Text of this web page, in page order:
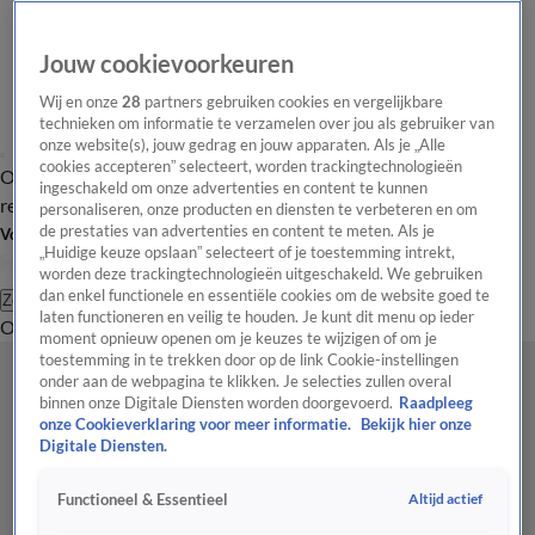
Overzicht Laatste nieuws Regionieuws Het beste van Hart
Tip de
redactie
Volg Hart van Nederland
Zoeken
OverzichtRegioUitzendingenWeerTip de redactiePanelVideo's
Jouw cookievoorkeuren
Wij en onze28 partners gebruiken cookies en vergelijkbare
technieken om informatie te verzamelen over jou als gebruiker van
onze website(s), jouw gedrag en jouw apparaten. Als je „Alle
cookies accepteren” selecteert, worden trackingtechnologieën
ingeschakeld om onze advertenties en content te kunnen
personaliseren, onze producten en diensten te verbeteren en om
de prestaties van advertenties en content te meten. Als je
„Huidige keuze opslaan” selecteert of je toestemming intrekt,
worden deze trackingtechnologieën uitgeschakeld. We gebruiken
dan enkel functionele en essentiële cookies om de website goed te
laten functioneren en veilig te houden. Je kunt dit menu op ieder
moment opnieuw openen om je keuzes te wijzigen of om je
toestemming in te trekken door op de link Cookie-instellingen
onder aan de webpagina te klikken. Je selecties zullen overal
binnen onze Digitale Diensten worden doorgevoerd. Raadpleeg
onze Cookieverklaring voor meer informatie.
Bekijk hier onze
Digitale Diensten.
Functioneel & Essentieel Altijd actief